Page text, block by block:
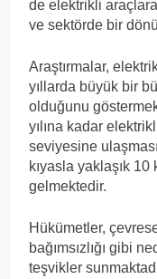
de elektrikli
ve sektörde bir
Araştırmalar,
yıllarda büyük bir
olduğunu
yılına kadar
seviyesine
kıyasla yaklaşık 10
gelmektedir.
Hükümetler,
bağımsızlığı gibi
teşvikler